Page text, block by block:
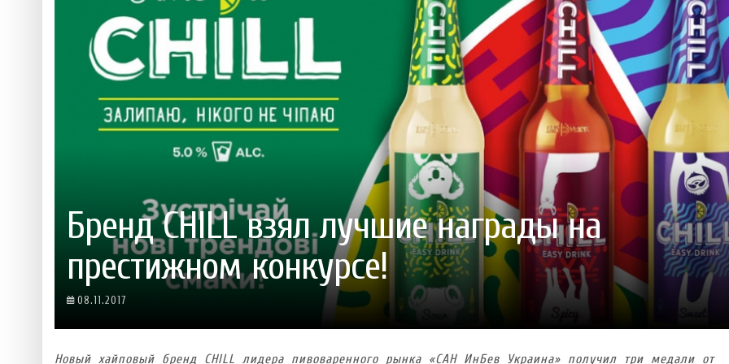
Ніжність, що смакує до чаю: новинка зефір від власної ТМ Varto вже у VARUS - 20.10.2025
Солодкий настрій у кожному шматочку: халва власної ТМ Varto вже у VARUS - 10.10.2025
VARUS запускає космічний Сирний фестиваль - 29.09.2025
Пивоколада від MAUDAU: як затримати літо в келиху - 22.09.2025
Який алкоголь підходить вашому знаку зодіаку: розбір астролога і керуючого баром - 23.03.2026
РОЗБІР АСТРОЛОГА І КЕРУЮЧОГО БАРОМ
ПЕЧИВО «ФРУТТАНЧИК» СПРОБУЙ ЗІ ЗНИЖКОЮ -40 %
400 ПОЗИЦІЙ,
СМАКИ
Бренд CHILL взял лучшие награды на
престижном конкурсе!
08.11.2017
Новый хайповый бренд CHILL лидера пивоваренного рынка «САН ИнБев Украина» получил три медали от